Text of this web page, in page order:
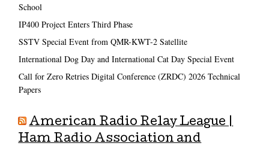
School
IP400 Project Enters Third Phase
SSTV Special Event from QMR-KWT-2 Satellite
International Dog Day and International Cat Day Special Event
Call for Zero Retries Digital Conference (ZRDC) 2026 Technical
Papers
American Radio Relay League |
Ham Radio Association and